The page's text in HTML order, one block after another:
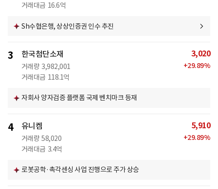
거래대금 16.6억
Sh수협은행, 상상인증권 인수 추진
3 한국첨단소재
거래량 3,982,001
거래대금 118.1억
3,020
+29.89%
자회사 양자검증 플랫폼 국제 벤치마크 등재
4 유니켐
거래량 58,020
거래대금 3.4억
5,910
+29.89%
로봇공학·촉각센싱 사업 진행으로 주가 상승